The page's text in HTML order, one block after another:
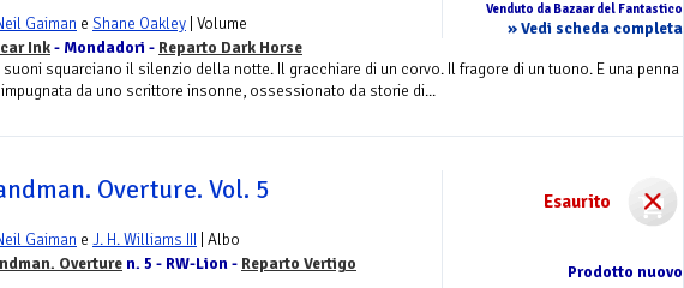
Venduto da Bazaar del Fantastico
» Vedi scheda completa
Gaiman e Shane Oakley | Volume
Ink- Mondadori - Reparto Dark Horse
suoni squarciano il silenzio della notte. Il gracchiare di un corvo. Il fragore di un tuono. E una penna
da uno scrittore insonne, ossessionato da storie di...
Esaurito
Prodotto nuovo
Overture. Vol. 5
Gaiman e J. H. Williams III | Albo
Overture n. 5 - RW-Lion - Reparto Vertigo